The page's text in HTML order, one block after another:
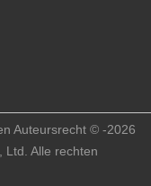
Auteursrecht © -2026
Ltd. Alle rechten